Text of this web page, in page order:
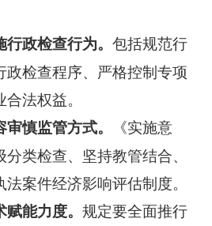
行政检查行为。 包括规范行
检查程序、严格控制专项
法权益。
审慎监管方式。
《实施意
类检查、坚持教管结合、
案件经济影响评估制度。
能力度。 规定要全面推行